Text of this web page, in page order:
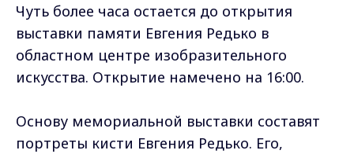
Чуть более часа остается до открытия
выставки памяти Евгения Редько в
областном центре изобразительного
искусства. Открытие намечено на 16:00.
Основу мемориальной выставки составят
портреты кисти Евгения Редько. Его,